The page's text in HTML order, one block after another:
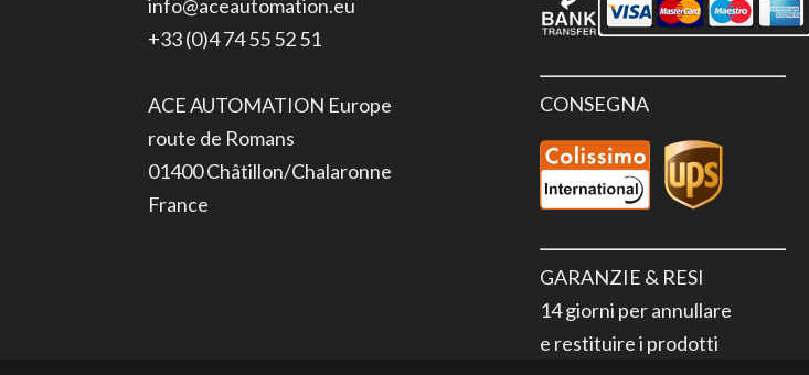
info@aceautomation.eu
+33 (0)4 74 55 52 51
ACE AUTOMATION Europe
route de Romans
01400 Châtillon/Chalaronne
France
CONSEGNA
GARANZIE & RESI
14 giorni per annullare
e restituire i prodotti